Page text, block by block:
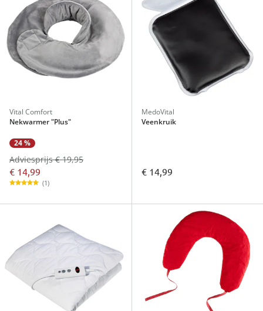
Vital Comfort
Nekwarmer "Plus"
24 %
€ 14,99
Adviesprijs € 19,95
(1)
MedoVital
Veenkruik
€ 14,99